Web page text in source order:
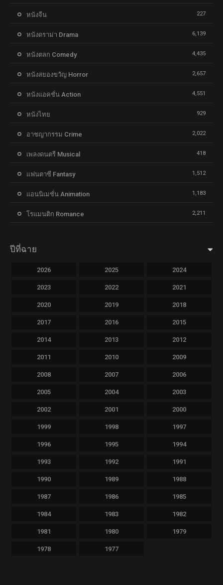
หนังจีน 227
หนังดราม่า Drama 6,139
หนังตลก Comedy 4,435
หนังสยองขวัญ Horror 2,657
หนังแอคชั่น Action 4,551
หนังไทย 929
อาชญากรรม Crime 2,022
เพลงดนตรี Musical 418
แฟนตาซี Fantasy 1,512
แอนนิเมชั่น Animation 1,183
โรแมนติก Romance 2,211
ปีที่ฉาย
2026 2025 2024
2023 2022 2021
2020 2019 2018
2017 2016 2015
2014 2013 2012
2011 2010 2009
2008 2007 2006
2005 2004 2003
2002 2001 2000
1999 1998 1997
1996 1995 1994
1993 1992 1991
1990 1989 1988
1987 1986 1985
1984 1983 1982
1981 1980 1979
1978 1977